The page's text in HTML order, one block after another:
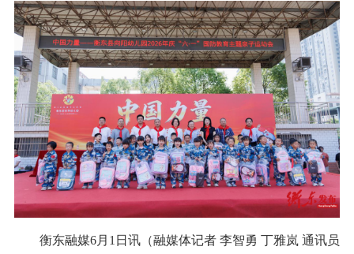
衡东融媒6月1日讯（融媒体记者 李智勇 丁雅岚 通讯员